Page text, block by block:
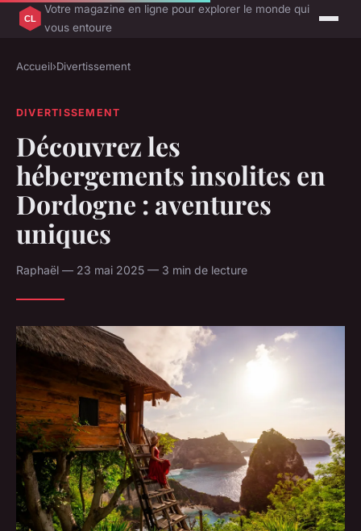
Votre magazine en ligne pour explorer le monde qui
vous entoure
Accueil›Divertissement
DIVERTISSEMENT
Découvrez les
hébergements insolites en
Dordogne : aventures
uniques
Raphaël — 23 mai 2025 — 3 min de lecture